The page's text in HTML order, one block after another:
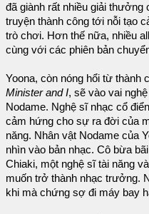
đã giành rất nhiều giải thưởng
truyện thành công tới nỗi tạo
trò chơi. Hơn thế nữa, nhiều
cùng với các phiên bản
Yoona, còn nóng hổi từ thành
Minister and I, sẽ vào vai
Nodame. Nghệ sĩ nhạc cổ
cảm hứng cho sự ra đời của
năng. Nhân vật Nodame của
nhìn vào bản nhạc. Cô bừa
Chiaki, một nghệ sĩ tài năng
muốn trở thành nhạc trưởng.
khi mà chứng sợ đi máy bay